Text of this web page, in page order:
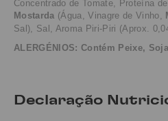
Concentrado de Tomate, Proteína de
Mostarda (Água, Vinagre de Vinho,
Sal), Sal, Aroma Piri-Piri (Aprox.
ALERGÉNIOS: Contém Peixe,
Declaração